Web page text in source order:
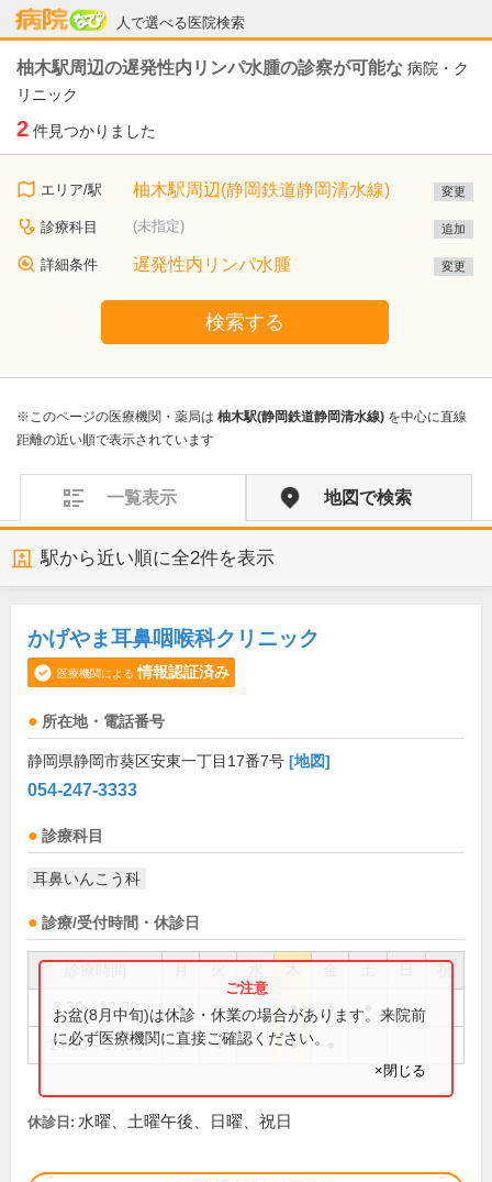
人で選べる医院検索
病院なび
柚木駅周辺の遅発性内リンパ水腫の診察が可能な 病院・ク
リニック
2 件見つかりました
エリア/駅 柚木駅周辺(静岡鉄道静岡清水線) 変更
診療科目 (未指定) 追加
詳細条件 遅発性内リンパ水腫 変更
検索する
※このページの医療機関・薬局は 柚木駅(静岡鉄道静岡清水線) を中心に直線
距離の近い順で表示されています
一覧表示 地図で検索
駅から近い順に全2件を表示
かげやま耳鼻咽喉科クリニック
医療機関による 情報認証済み
所在地・電話番号
静岡県静岡市葵区安東一丁目17番7号 [地図]
054-247-3333
診療科目
耳鼻いんこう科
診療/受付時間・休診日
祝
8:30～12:00 ● ● ● ●
14:30～17:30 ● ● ●
お盆(8月中旬)は休診・休業の場合があります。来院前
に必ず医療機関に直接ご確認ください。
×閉じる
休診日: 水曜、土曜午後、日曜、祝日